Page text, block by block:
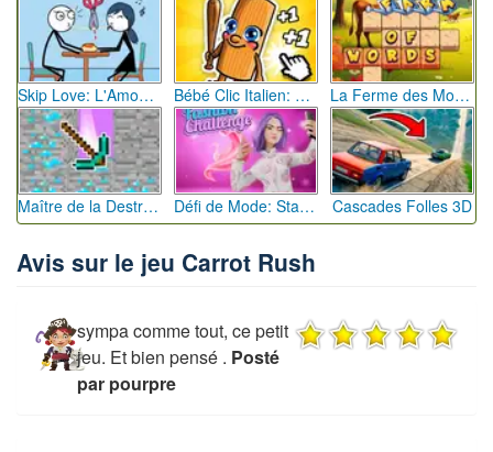
Skip Love: L'Amour en Péril Bébé Clic Italien: La Folie des Petits Bambins La Ferme des Mots - Cultivez votre Vocabulaire
Maître de la Destruction: Fusion de Pioches Défi de Mode: Star du Podium Cascades Folles 3D
Avis sur le jeu Carrot Rush
sympa comme tout, ce petit
jeu. Et bien pensé . Posté
par pourpre